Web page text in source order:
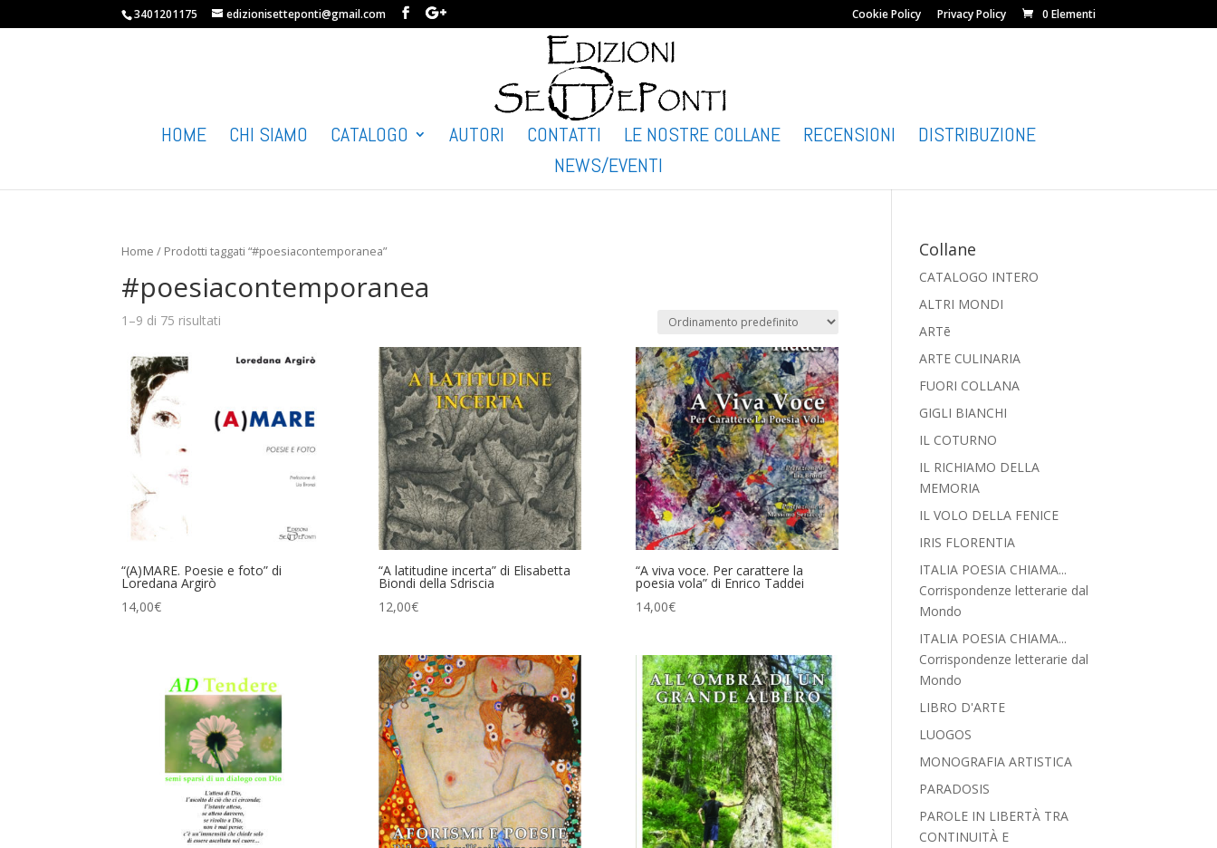
3401201175 edizionisetteponti@gmail.com Cookie Policy Privacy Policy 0 Elementi
HOME CHI SIAMO CATALOGO AUTORI CONTATTI LE NOSTRE COLLANE RECENSIONI
DISTRIBUZIONE
NEWS/EVENTI
Home / Prodotti taggati “#poesiacontemporanea”
#poesiacontemporanea
1–9 di 75 risultati
“(A)MARE. Poesie e foto” di
Loredana Argirò
14,00€
“A latitudine incerta” di Elisabetta
Biondi della Sdriscia
12,00€
“A viva voce. Per carattere la
poesia vola” di Enrico Taddei
14,00€
Collane
CATALOGO INTERO
ALTRI MONDI
ARTē
ARTE CULINARIA
FUORI COLLANA
GIGLI BIANCHI
IL COTURNO
IL RICHIAMO DELLA
MEMORIA
IL VOLO DELLA FENICE
IRIS FLORENTIA
ITALIA POESIA CHIAMA...
Corrispondenze letterarie dal
Mondo
ITALIA POESIA CHIAMA...
Corrispondenze letterarie dal
Mondo
LIBRO D'ARTE
LUOGOS
MONOGRAFIA ARTISTICA
PARADOSIS
PAROLE IN LIBERTÀ TRA
CONTINUITÀ E